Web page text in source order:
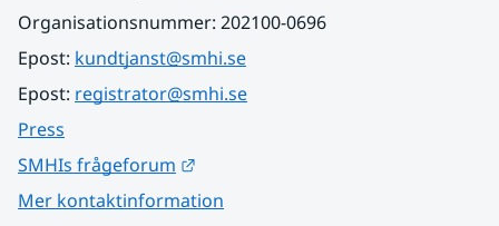
Organisationsnummer: 202100-0696
Epost: kundtjanst@smhi.se
Epost: registrator@smhi.se
Press
SMHIs frågeforum
Mer kontaktinformation